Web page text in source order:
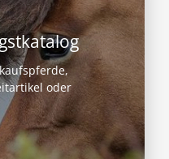
oder